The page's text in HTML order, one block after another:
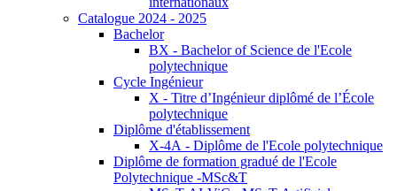
Catalogue 2024 - 2025
Bachelor
BX - Bachelor of Science de l'Ecole
polytechnique
Cycle Ingénieur
X - Titre d’Ingénieur diplômé de l’École
polytechnique
Diplôme d'établissement
X-4A - Diplôme de l'Ecole polytechnique
Diplôme de formation gradué de l'Ecole
Polytechnique -MSc&T